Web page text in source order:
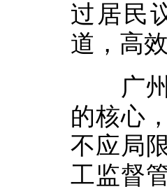
过居民
道，高
广州
的核心
不应局
工监督